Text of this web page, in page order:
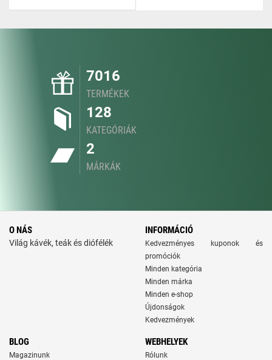
7016
TERMÉKEK
128
KATEGÓRIÁK
2
MÁRKÁK
O NÁS
Világ kávék, teák és diófélék
INFORMÁCIÓ
Kedvezményes kuponok és
promóciók
Minden kategória
Minden márka
Minden e-shop
Újdonságok
Kedvezmények
BLOG
Magazinunk
WEBHELYEK
Rólunk